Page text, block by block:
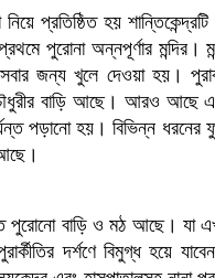
প্রতিষ্ঠিত হয়
পুরোনা অন্নপূর্ণার
জন্য খুলে দেওয়া হয়।
চৌধুরীর বাড়ি আছে। আরও আছে
পড়ানো হয়। বিভিন্ন
পুরোনো বাড়ি ও মঠ আছে। যা
দর্শণে বিমুগ্ধ হয়ে